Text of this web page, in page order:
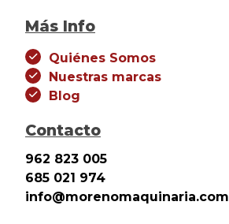
Más Info
Quiénes Somos
Nuestras marcas
Blog
Contacto
962 823 005
685 021 974
info@morenomaquinaria.com